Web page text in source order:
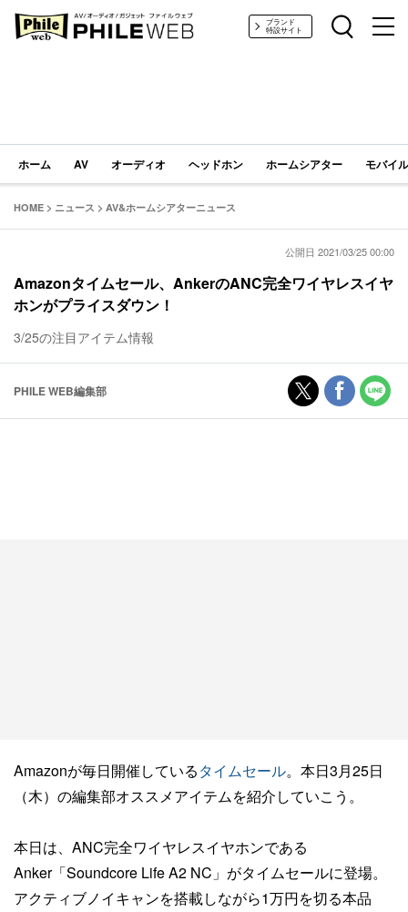
PHILE WEB｜AV/オーディオ/ガジェットブランド
特設サイト
ホーム AV オーディオ ヘッドホン ホームシアター モバイ
HOME > ニュース > AV&ホームシアターニュース
公開日 2021/03/25 00:00
Amazonタイムセール、AnkerのANC完全ワイヤレスイヤ
ホンがプライスダウン！
3/25の注目アイテム情報
PHILE WEB編集部
Amazonが毎日開催しているタイムセール。本日3月25日
（木）の編集部オススメアイテムを紹介していこう。
本日は、ANC完全ワイヤレスイヤホンである
Anker「Soundcore Life A2 NC」がタイムセールに登場。
アクティブノイキャンを搭載しながら1万円を切る本品